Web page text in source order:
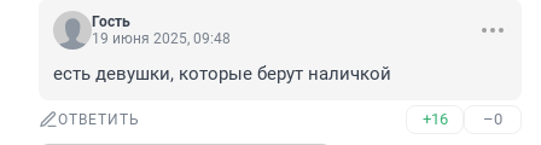
Гость
19 июня 2025, 09:48
есть девушки, которые берут наличкой
ОТВЕТИТЬ +16 –0